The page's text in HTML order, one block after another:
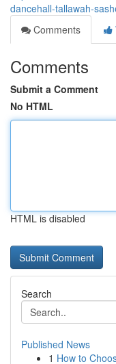
dancehall-tallawah-
Comments
Comments
Submit a Comment
No HTML
HTML is disabled
Search
Published News
1 How to